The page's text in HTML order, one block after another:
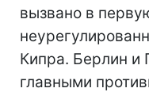
вызвано в
Кипра. Берлин и
главными